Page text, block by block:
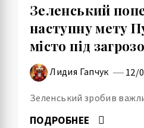
Зеленський
наступну мету
місто під
Лидия Гапчук 12/
Зеленський зробив
ПОДРОБНЕЕ